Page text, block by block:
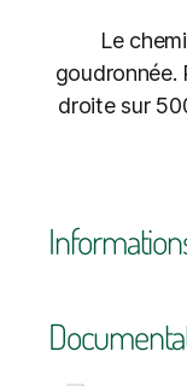
Le
goudronnée.
droite sur